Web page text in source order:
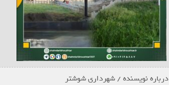
درباره نویسنده / شهرداری شوشتر